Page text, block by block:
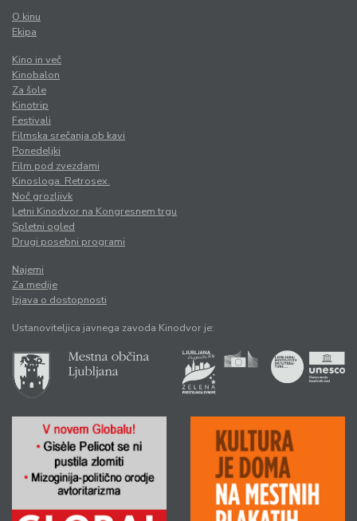
O kinu
Ekipa
Kino in več
Kinobalon
Za šole
Kinotrip
Festivali
Filmska srečanja ob kavi
Ponedeljki
Film pod zvezdami
Kinosloga. Retrosex.
Noč grozljivk
Letni Kinodvor na Kongresnem trgu
Spletni ogled
Drugi posebni programi
Najemi
Za medije
Izjava o dostopnosti
Ustanoviteljica javnega zavoda Kinodvor je: